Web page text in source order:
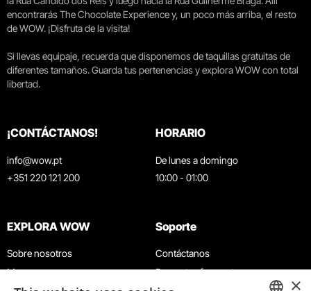
encontrarás The Chocolate Experience y, un poco más arriba, el resto
de WOW. ¡Disfruta de la visita!
Si llevas equipaje, recuerda que disponemos de taquillas gratuitas de
diferentes tamaños. Guarda tus pertenencias y explora WOW con total
libertad.
¡CONTÁCTANOS!
info@wow.pt
+351 220 121 200
HORARIO
De lunes a domingo
10:00 - 01:00
EXPLORA WOW
Sobre nosotros
Museos
Soporte
Contáctanos
Preguntas frecuentes
×